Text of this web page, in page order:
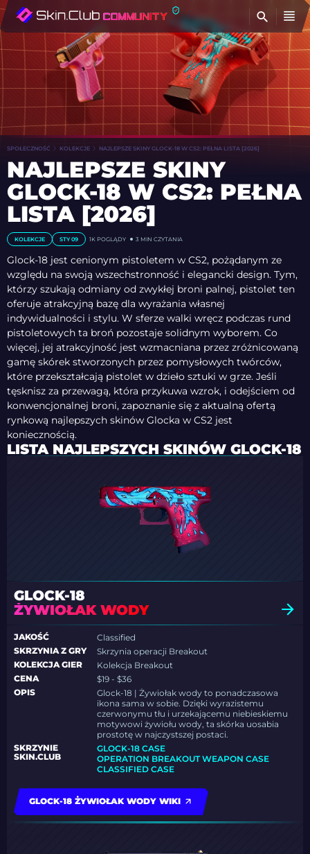
SPOŁECZNOŚĆ KOLEKCJE NAJLEPSZE SKINY GLOCK-18 W CS2: PEŁNA LISTA [2026]
NAJLEPSZE SKINY
GLOCK-18 W CS2: PEŁNA
LISTA [2026]
KOLEKCJE STY 09 1K POGLĄDY 3 MIN CZYTANIA
Glock-18 jest cenionym pistoletem w CS2, pożądanym ze
względu na swoją wszechstronność i elegancki design. Tym,
którzy szukają odmiany od zwykłej broni palnej, pistolet ten
oferuje atrakcyjną bazę dla wyrażania własnej
indywidualności i stylu. W sferze walki wręcz podczas rund
pistoletowych ta broń pozostaje solidnym wyborem. Co
więcej, jej atrakcyjność jest wzmacniana przez zróżnicowaną
gamę skórek stworzonych przez pomysłowych twórców,
które przekształcają pistolet w dzieło sztuki w grze. Jeśli
tęsknisz za przewagą, która przykuwa wzrok, i odejściem od
konwencjonalnej broni, zapoznanie się z aktualną ofertą
rynkową najlepszych skinów Glocka w CS2 jest
koniecznością.
LISTA NAJLEPSZYCH SKINÓW GLOCK-18
GLOCK-18
ŻYWIOŁAK WODY
JAKOŚĆ
Classified
SKRZYNIA Z GRY
Skrzynia operacji Breakout
KOLEKCJA GIER
Kolekcja Breakout
CENA
$19 - $36
OPIS
Glock-18 | Żywiołak wody to ponadczasowa
ikona sama w sobie. Dzięki wyrazistemu
czerwonymu tłu i urzekającemu niebieskiemu
motywowi żywiołu wody, ta skórka uosabia
prostotę w najczystszej postaci.
SKRZYNIE
SKIN.CLUB
GLOCK-18 CASE
OPERATION BREAKOUT WEAPON CASE
CLASSIFIED CASE
GLOCK-18 ŻYWIOŁAK WODY WIKI